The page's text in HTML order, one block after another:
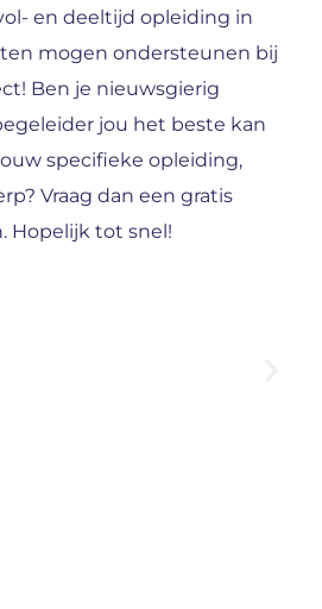
en deeltijd opleiding in
mogen ondersteunen bij
Ben je nieuwsgierig
jou het beste kan
specifieke opleiding,
Vraag dan een gratis
Hopelijk tot snel!